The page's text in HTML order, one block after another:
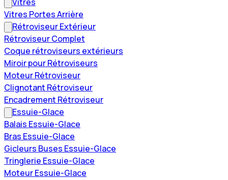
Vitres Portes Arrière
Rétroviseur Extérieur
Rétroviseur Complet
Coque rétroviseurs extérieurs
Miroir pour Rétroviseurs
Moteur Rétroviseur
Clignotant Rétroviseur
Encadrement Rétroviseur
Essuie-Glace
Balais Essuie-Glace
Bras Essuie-Glace
Gicleurs Buses Essuie-Glace
Tringlerie Essuie-Glace
Moteur Essuie-Glace